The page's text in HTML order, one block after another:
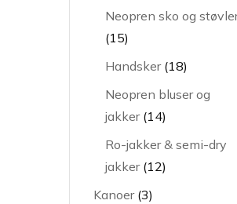
Neopren sko og
1515
varer
Handsker 1818
Neopren bluser og
jakker 1414
varer
Ro-jakker & semi-dry
jakker 1212
Kanoer 33